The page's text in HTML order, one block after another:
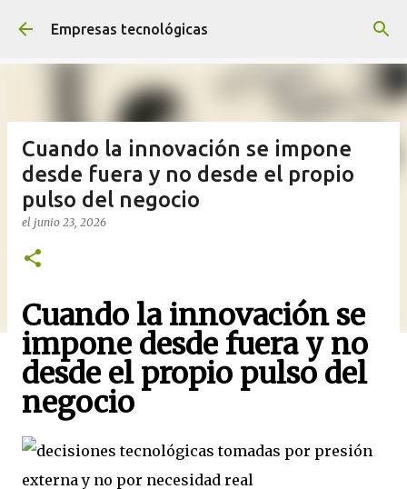
Ir al contenido principal
Empresas tecnológicas
Cuando la innovación se impone
desde fuera y no desde el propio
pulso del negocio
el junio 23, 2026
Cuando la innovación se
impone desde fuera y no
desde el propio pulso del
negocio